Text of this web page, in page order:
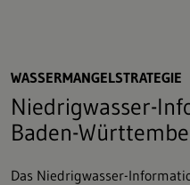
©WASSERMANGELSTRATEGIE
Niedrigwasser-
Baden-
Das Niedrigwasser-